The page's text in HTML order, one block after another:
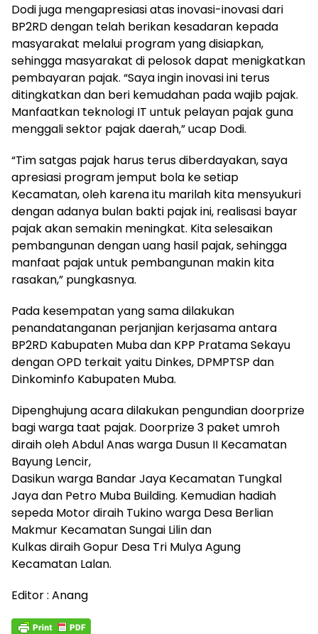
Dodi juga mengapresiasi atas inovasi-inovasi dari
BP2RD dengan telah berikan kesadaran kepada
masyarakat melalui program yang disiapkan,
sehingga masyarakat di pelosok dapat menigkatkan
pembayaran pajak. “Saya ingin inovasi ini terus
ditingkatkan dan beri kemudahan pada wajib pajak.
Manfaatkan teknologi IT untuk pelayan pajak guna
menggali sektor pajak daerah,” ucap Dodi.
“Tim satgas pajak harus terus diberdayakan, saya
apresiasi program jemput bola ke setiap
Kecamatan, oleh karena itu marilah kita mensyukuri
dengan adanya bulan bakti pajak ini, realisasi bayar
pajak akan semakin meningkat. Kita selesaikan
pembangunan dengan uang hasil pajak, sehingga
manfaat pajak untuk pembangunan makin kita
rasakan,” pungkasnya.
Pada kesempatan yang sama dilakukan
penandatanganan perjanjian kerjasama antara
BP2RD Kabupaten Muba dan KPP Pratama Sekayu
dengan OPD terkait yaitu Dinkes, DPMPTSP dan
Dinkominfo Kabupaten Muba.
Dipenghujung acara dilakukan pengundian doorprize
bagi warga taat pajak. Doorprize 3 paket umroh
diraih oleh Abdul Anas warga Dusun II Kecamatan
Bayung Lencir,
Dasikun warga Bandar Jaya Kecamatan Tungkal
Jaya dan Petro Muba Building. Kemudian hadiah
sepeda Motor diraih Tukino warga Desa Berlian
Makmur Kecamatan Sungai Lilin dan
Kulkas diraih Gopur Desa Tri Mulya Agung
Kecamatan Lalan.
Editor : Anang